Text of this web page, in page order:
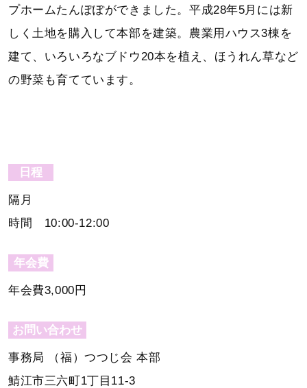
プホームたんぽぽができました。平成28年5月には新
しく土地を購入して本部を建築。農業用ハウス3棟を
建て、いろいろなブドウ20本を植え、ほうれん草など
の野菜も育てています。
日程
隔月
時間 10:00-12:00
年会費
年会費3,000円
お問い合わせ
事務局 （福）つつじ会 本部
鯖江市三六町1丁目11-3